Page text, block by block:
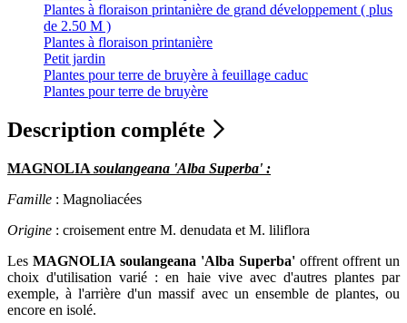
Plantes à floraison printanière de grand développement ( plus
de 2.50 M )
Plantes à floraison printanière
Petit jardin
Plantes pour terre de bruyère à feuillage caduc
Plantes pour terre de bruyère
Description compléte
MAGNOLIA soulangeana 'Alba Superba' :
Famille : Magnoliacées
Origine : croisement entre M. denudata et M. liliflora
Les MAGNOLIA soulangeana 'Alba Superba' offrent offrent un
choix d'utilisation varié : en haie vive avec d'autres plantes par
exemple, à l'arrière d'un massif avec un ensemble de plantes, ou
encore en isolé.